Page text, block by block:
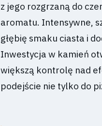
z jego rozgrzaną do
aromatu. Intensywne,
głębię smaku ciasta i
Inwestycja w kamień
większą kontrolę nad
podejście nie tylko do